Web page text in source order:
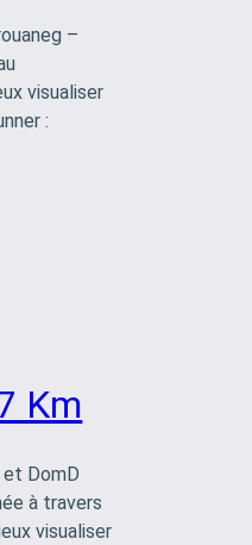
–
visualiser
:
Km
et DomD
à travers
visualiser